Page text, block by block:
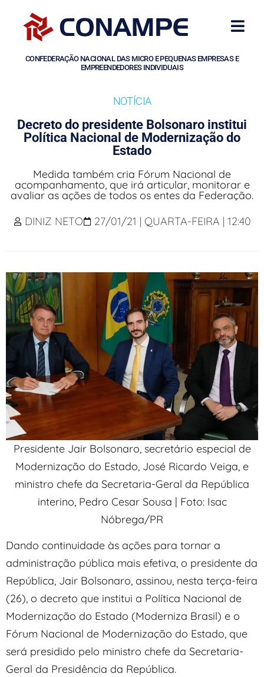
CONFEDERAÇÃO NACIONAL DAS MICRO E PEQUENAS EMPRESAS E
EMPREENDEDORES INDIVIDUAIS
NOTÍCIA
Decreto do presidente Bolsonaro institui
Política Nacional de Modernização do
Estado
Medida também cria Fórum Nacional de
acompanhamento, que irá articular, monitorar e
avaliar as ações de todos os entes da Federação.
DINIZ NETO
27/01/21 | QUARTA-FEIRA | 12:40
Presidente Jair Bolsonaro, secretário especial de
Modernização do Estado, José Ricardo Veiga, e
ministro chefe da Secretaria-Geral da República
interino, Pedro Cesar Sousa | Foto: Isac
Nóbrega/PR
Dando continuidade às ações para tornar a
administração pública mais efetiva, o presidente da
República, Jair Bolsonaro, assinou, nesta terça-feira
(26), o decreto que institui a Política Nacional de
Modernização do Estado (Moderniza Brasil) e o
Fórum Nacional de Modernização do Estado, que
será presidido pelo ministro chefe da Secretaria-
Geral da Presidência da República.